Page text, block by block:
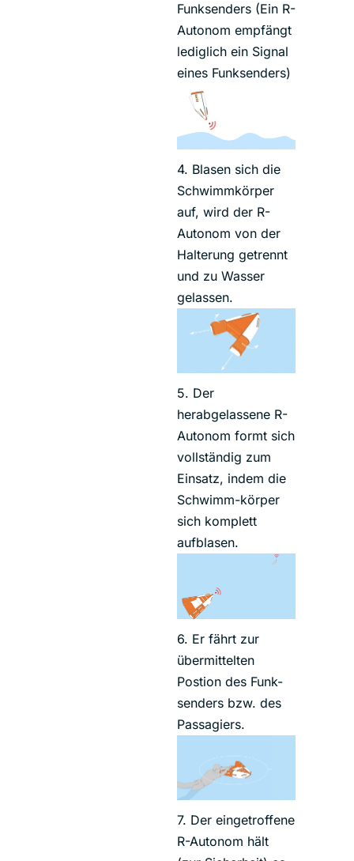
Funksenders (Ein R-
Autonom empfängt
lediglich ein Signal
eines Funksenders)
4. Blasen sich die
Schwimmkörper
auf, wird der R-
Autonom von der
Halterung getrennt
und zu Wasser
gelassen.
5. Der
herabgelassene R-
Autonom formt sich
vollständig zum
Einsatz, indem die
Schwimm-körper
sich komplett
aufblasen.
6. Er fährt zur
übermittelten
Postion des Funk-
senders bzw. des
Passagiers.
7. Der eingetroffene
R-Autonom hält